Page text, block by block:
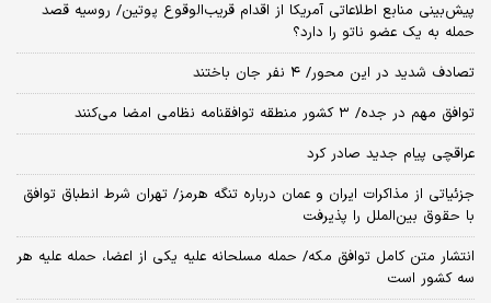
پیش‌بینی منابع اطلاعاتی آمریکا از اقدام قریب‌الوقوع پوتین/ روسیه قصد
حمله به یک عضو ناتو را دارد؟
تصادف شدید در این محور/ ۴ نفر جان باختند
توافق مهم در جده/ ۳ کشور منطقه توافقنامه نظامی امضا می‌کنند
عراقچی پیام جدید صادر کرد
جزئیاتی از مذاکرات ایران و عمان درباره تنگه هرمز/ تهران شرط انطباق توافق
با حقوق بین‌الملل را پذیرفت
انتشار متن کامل توافق مکه/ حمله مسلحانه علیه یکی از اعضا، حمله علیه هر
سه کشور است